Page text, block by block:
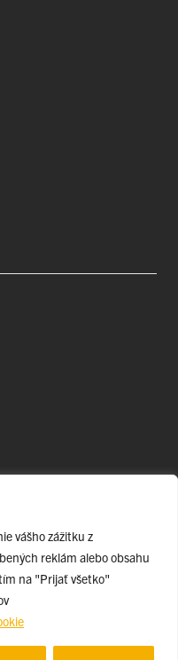
vášho zážitku z
reklám alebo obsahu
na "Prijať všetko"